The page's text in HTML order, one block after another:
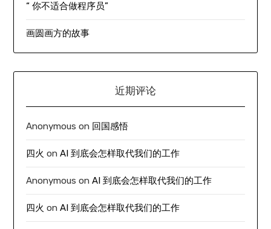
“ 你不适合做程序员”
画圆画方的故事
近期评论
Anonymous on 回国感悟
四火 onAI 到底会怎样取代我们的工作
Anonymous onAI 到底会怎样取代我们的工作
四火 onAI 到底会怎样取代我们的工作